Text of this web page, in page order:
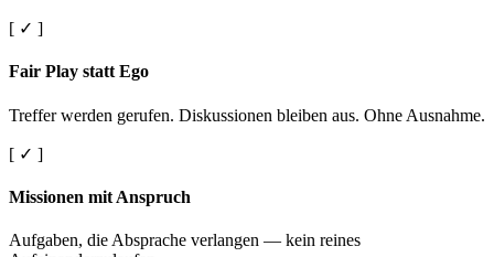
[ ✓ ]
Fair Play statt Ego
Treffer werden gerufen. Diskussionen bleiben aus. Ohne Ausnahme.
[ ✓ ]
Missionen mit Anspruch
Aufgaben, die Absprache verlangen — kein reines